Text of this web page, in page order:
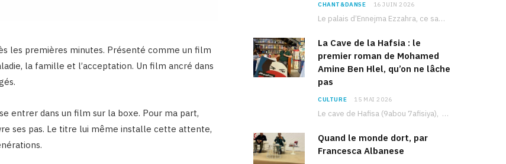
les premières minutes. Présenté comme un film
la famille et l’acceptation. Un film ancré dans
entrer dans un film sur la boxe. Pour ma part,
ses pas. Le titre lui même installe cette attente,
CHANT&DANSE 16 JUIN 2026
Le palais d’Ennejma Ezzahra, ce sanctuaire de la musique tunisienne et méditerranéenne construit par le…
La Cave de la Hafsia : le
premier roman de Mohamed
Amine Ben Hlel, qu’on ne lâche
pas
CULTURE 15 MAI 2026
Le cave de Hafisa (9abou 7afisiya), premier roman du journaliste tunisien Mohamed Amine Ben Hlel,…
Quand le monde dort, par
Francesca Albanese